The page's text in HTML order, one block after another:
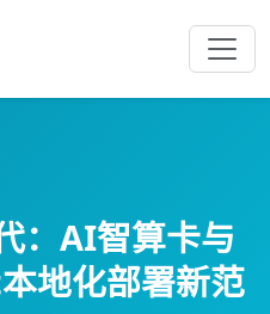
：AI智算卡与
地化部署新范